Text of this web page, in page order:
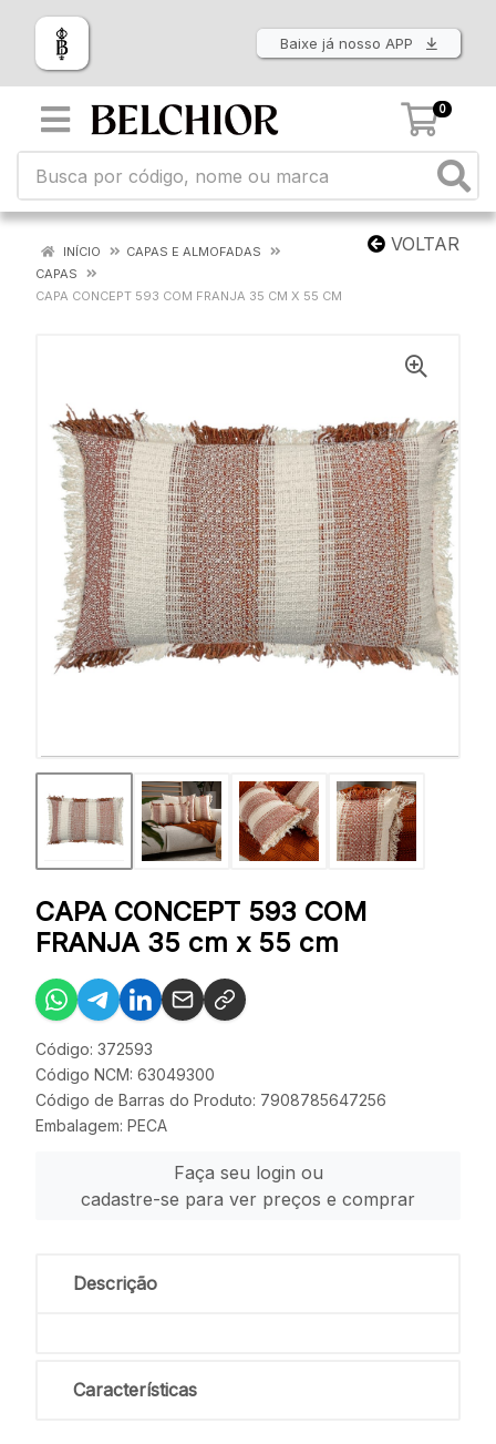
Baixe já nosso APP
0
VOLTAR
INÍCIO
CAPAS E ALMOFADAS
CAPAS
CAPA CONCEPT 593 COM FRANJA 35 CM X 55 CM
CAPA CONCEPT 593 COM
FRANJA 35 cm x 55 cm
Código: 372593
Código NCM: 63049300
Código de Barras do Produto: 7908785647256
Embalagem: PECA
Faça seu login ou
cadastre-se para ver preços e comprar
Descrição
Características